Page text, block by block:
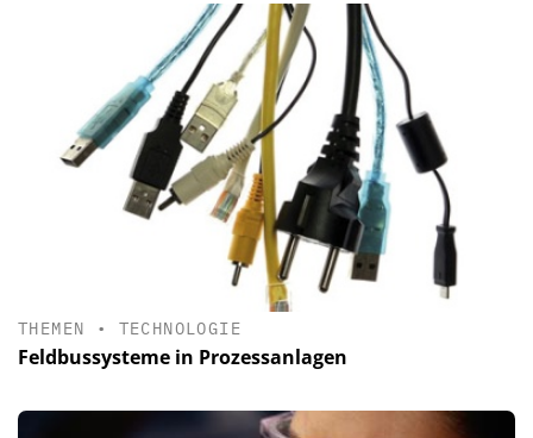
THEMEN • TECHNOLOGIE
Feldbussysteme in Prozessanlagen